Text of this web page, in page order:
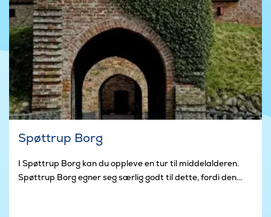
Spøttrup Borg
I Spøttrup Borg kan du oppleve en tur til middelalderen.
Spøttrup Borg egner seg særlig godt til dette, fordi den...